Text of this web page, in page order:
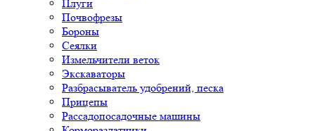
Плуги
Почвофрезы
Бороны
Сеялки
Измельчители веток
Экскаваторы
Разбрасыватель удобрений, песка
Прицепы
Рассадопосадочные машины